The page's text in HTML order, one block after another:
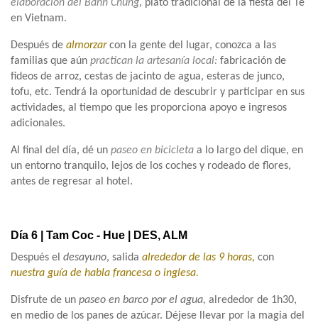
elaboración del Bánh Chung, plato tradicional de la fiesta del Te
en Vietnam.
Después de almorzarcon la gente del lugar, conozca a las
familias que aún practican la artesanía local: fabricación de
fideos de arroz, cestas de jacinto de agua, esteras de junco,
tofu, etc. Tendrá la oportunidad de descubrir y participar en sus
actividades, al tiempo que les proporciona apoyo e ingresos
adicionales.
Al final del día, dé un paseo en bicicleta a lo largo del dique, en
un entorno tranquilo, lejos de los coches y rodeado de flores,
antes de regresar al hotel.
Día 6 | Tam Coc - Hue | DES, ALM
Después el desayuno, salida alrededor de las 9 horas, con
nuestra guía de habla francesa o inglesa.
Disfrute de un paseo en barco por el agua, alrededor de 1h30,
en medio de los panes de azúcar. Déjese llevar por la magia del